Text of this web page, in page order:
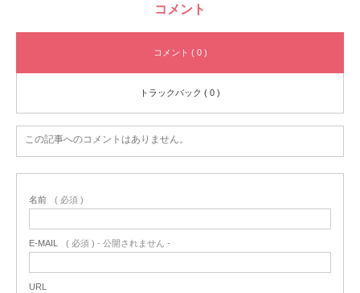
コメント
コメント ( 0 )
トラックバック ( 0 )
この記事へのコメントはありません。
名前 ( 必須 )
E-MAIL ( 必須 ) - 公開されません -
URL